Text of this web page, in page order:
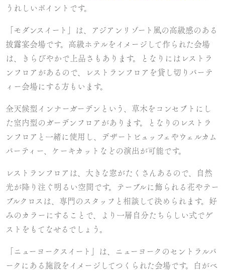
うれしいポイントです。
「モダンスイート」は、アジアンリゾート風の高級感のある
披露宴会場です。高級ホテルをイメージして作られた会場
は、きらびやかで上品さもあります。となりにはレストラ
ンフロアがあるので、レストランフロアを貸し切りパーテ
ィー会場にする方もいます。
全天候型インナーガーデンという、草木をコンセプトにし
た室内型のガーデンフロアがあります。となりのレストラ
ンフロアと一緒に使用し、デザートビュッフェやウェルカム
パーティー、ケーキカットなどの演出が可能です。
レストランフロアは、大きな窓がたくさんあるので、自然
光が降り注ぐ明るい空間です。テーブルに飾られる花やテー
ブルクロスは、専門のスタッフと相談して決められます。好
みのカラーにすることで、より一層自分たちらしい式でゲ
ストをもてなせるでしょう。
「ニューヨークスイート」は、ニューヨークのセントラルパ
ークにある施設をイメージしてつくられた会場です。白がベ